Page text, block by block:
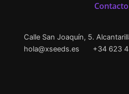
Contacto
Calle San Joaquín, 5.
hola@xseeds.es
+34 623